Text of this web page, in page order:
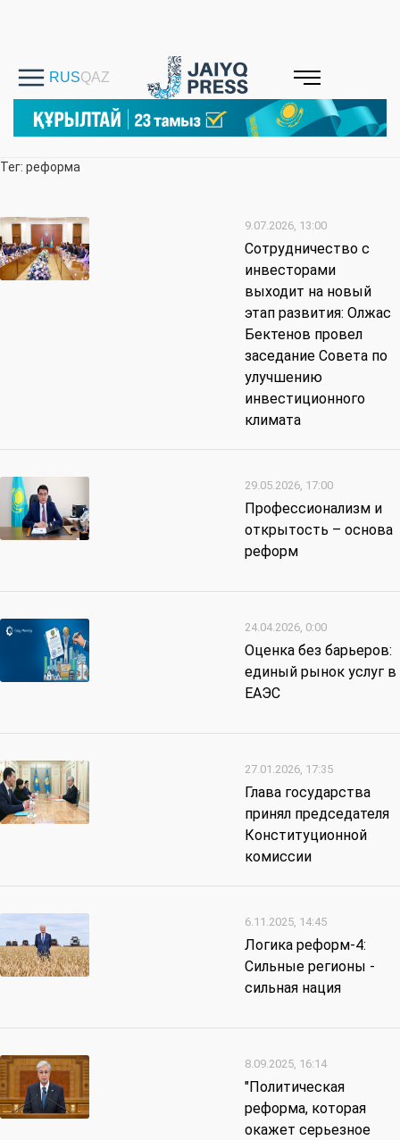
Тег: реформа
9.07.2026, 13:00
Сотрудничество с
инвесторами
выходит на новый
этап развития: Олжас
Бектенов провел
заседание Совета по
улучшению
инвестиционного
климата
29.05.2026, 17:00
Профессионализм и
открытость – основа
реформ
24.04.2026, 0:00
Оценка без барьеров:
единый рынок услуг в
ЕАЭС
27.01.2026, 17:35
Глава государства
принял председателя
Конституционной
комиссии
6.11.2025, 14:45
Логика реформ-4:
Сильные регионы -
сильная нация
8.09.2025, 16:14
"Политическая
реформа, которая
окажет серьезное